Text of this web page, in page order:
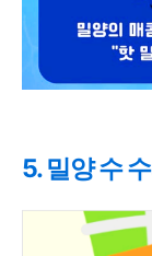
5. 밀양 수